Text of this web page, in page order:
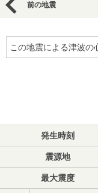
前の地震
この地震による津波の
発生時刻
震源地
最大震度